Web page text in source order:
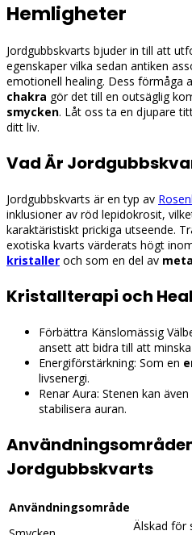
Hemligheter
Jordgubbskvarts bjuder in till att
egenskaper vilka sedan antiken
emotionell healing. Dess förmåga
chakra gör det till en outsäglig
smycken. Låt oss ta en djupare
ditt liv.
Vad Är
Jordgubbskvarts är en typ av
inklusioner av röd lepidokrosit,
karaktäristiskt prickiga utseende.
exotiska kvarts värderats högt
kristaller och som en del av
Kristallterapi och
Förbättra Känslomässig
ansett att bidra till att
Energiförstärkning: Som en
livsenergi.
Renar Aura: Stenen kan
stabilisera auran.
Jordgubbskvarts
Användningsområde
Älskad för